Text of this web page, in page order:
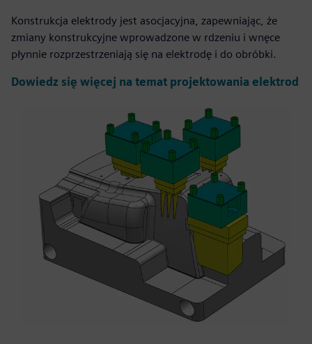
Konstrukcja elektrody jest asocjacyjna, zapewniając, że
zmiany konstrukcyjne wprowadzone w rdzeniu i wnęce
płynnie rozprzestrzeniają się na elektrodę i do obróbki.
Dowiedz się więcej na temat projektowania elektrod